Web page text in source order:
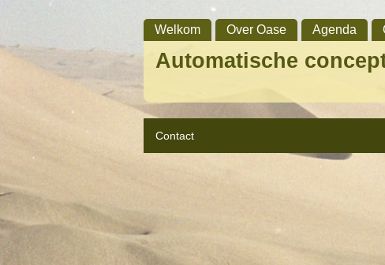
Welkom Over Oase Agenda
Automatische
Contact